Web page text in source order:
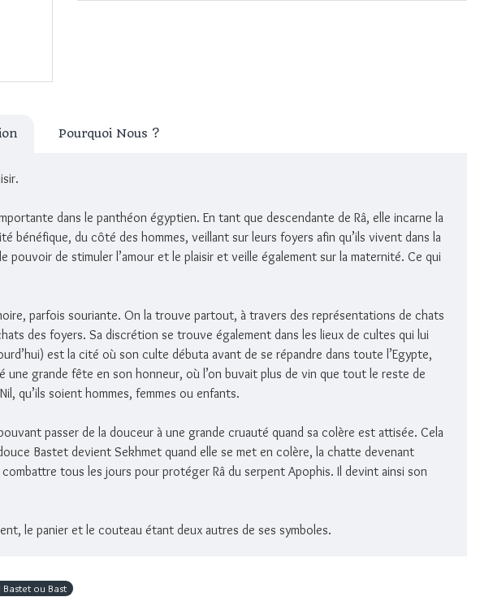
Pourquoi Nous ?
dans le panthéon égyptien. En tant que descendante de Râ, elle incarne la
bénéfique, du côté des hommes, veillant sur leurs foyers afin qu’ils vivent dans la
pouvoir de stimuler l’amour et le plaisir et veille également sur la maternité. Ce qui
parfois souriante. On la trouve partout, à travers des représentations de chats
des foyers. Sa discrétion se trouve également dans les lieux de cultes qui lui
est la cité où son culte débuta avant de se répandre dans toute l’Egypte,
grande fête en son honneur, où l’on buvait plus de vin que tout le reste de
qu’ils soient hommes, femmes ou enfants.
passer de la douceur à une grande cruauté quand sa colère est attisée. Cela
Bastet devient Sekhmet quand elle se met en colère, la chatte devenant
tous les jours pour protéger Râ du serpent Apophis. Il devint ainsi son
le panier et le couteau étant deux autres de ses symboles.
Bastet ou Bast